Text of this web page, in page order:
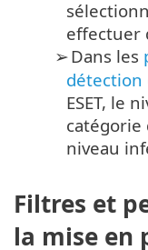
effectuer
➢Dans les
détection
ESET, le
catégorie
niveau
Filtres et
la mise en